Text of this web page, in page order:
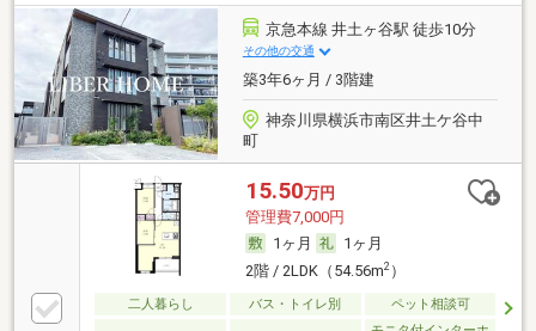
京急本線 井土ヶ谷駅 徒歩10分
その他の交通
築3年6ヶ月 / 3階建
神奈川県横浜市南区井土ケ谷中
町
15.50万円
管理費7,000円
1ヶ月
1ヶ月
2階 / 2LDK（54.56m2）
二人暮らし バス・トイレ別 ペット相談可